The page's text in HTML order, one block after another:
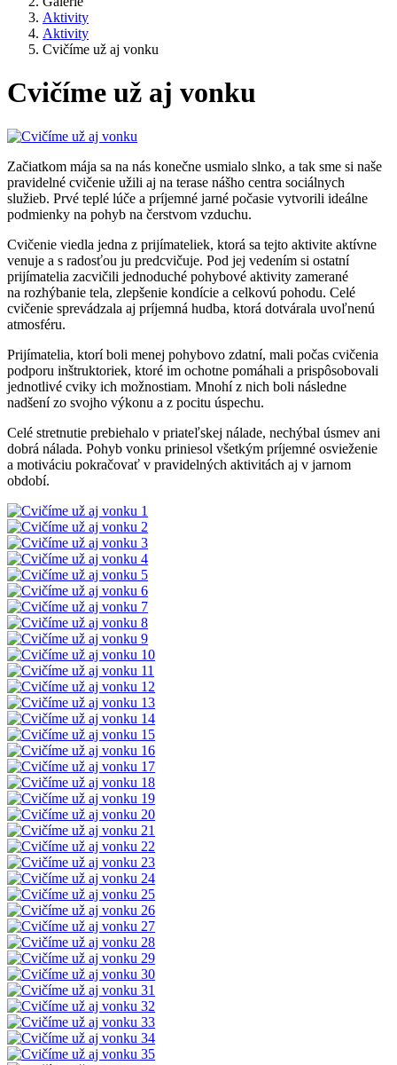
Aktivity
Aktivity
Cvičíme už aj vonku
Cvičíme už aj vonku
Začiatkom mája sa na nás konečne usmialo slnko, a tak sme si naše
pravidelné cvičenie užili aj na terase nášho centra sociálnych
služieb. Prvé teplé lúče a príjemné jarné počasie vytvorili ideálne
podmienky na pohyb na čerstvom vzduchu.
Cvičenie viedla jedna z prijímateliek, ktorá sa tejto aktivite aktívne
venuje a s radosťou ju predcvičuje. Pod jej vedením si ostatní
prijímatelia zacvičili jednoduché pohybové aktivity zamerané
na rozhýbanie tela, zlepšenie kondície a celkovú pohodu. Celé
cvičenie sprevádzala aj príjemná hudba, ktorá dotvárala uvoľnenú
atmosféru.
Prijímatelia, ktorí boli menej pohybovo zdatní, mali počas cvičenia
podporu inštruktoriek, ktoré im ochotne pomáhali a prispôsobovali
jednotlivé cviky ich možnostiam. Mnohí z nich boli následne
nadšení zo svojho výkonu a z pocitu úspechu.
Celé stretnutie prebiehalo v priateľskej nálade, nechýbal úsmev ani
dobrá nálada. Pohyb vonku priniesol všetkým príjemné osvieženie
a motiváciu pokračovať v pravidelných aktivitách aj v jarnom
období.